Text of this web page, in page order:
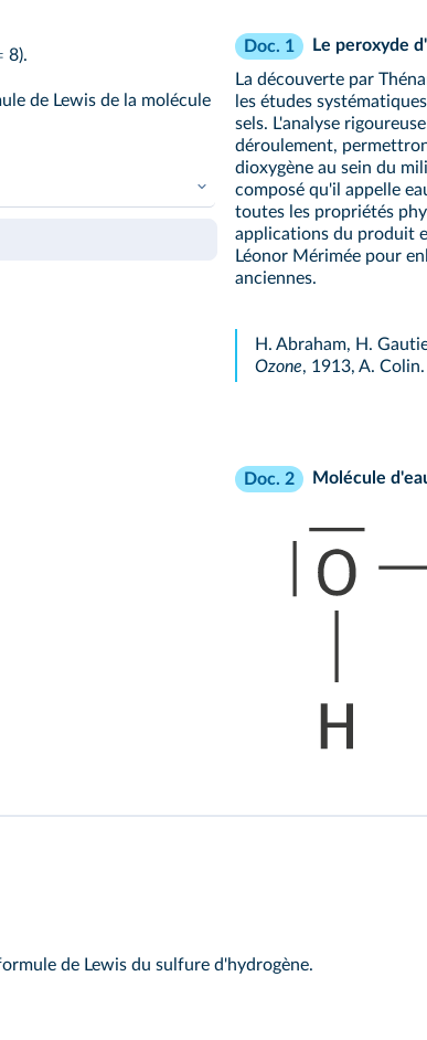
8).
de Lewis de la molécule
Doc. 1
Le peroxyde
La découverte par
les études
sels. L'analyse
déroulement,
dioxygène au sein du
composé qu'il appelle
toutes les propriétés
applications du produit
Léonor Mérimée pour
anciennes.
H. Abraham, H.
Ozone, 1913, A. Colin.
Doc. 2 Molécule
de Lewis du sulfure d'hydrogène.